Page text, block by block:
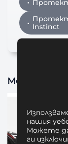
Instinct
Може да
нашия
Можете да
ги